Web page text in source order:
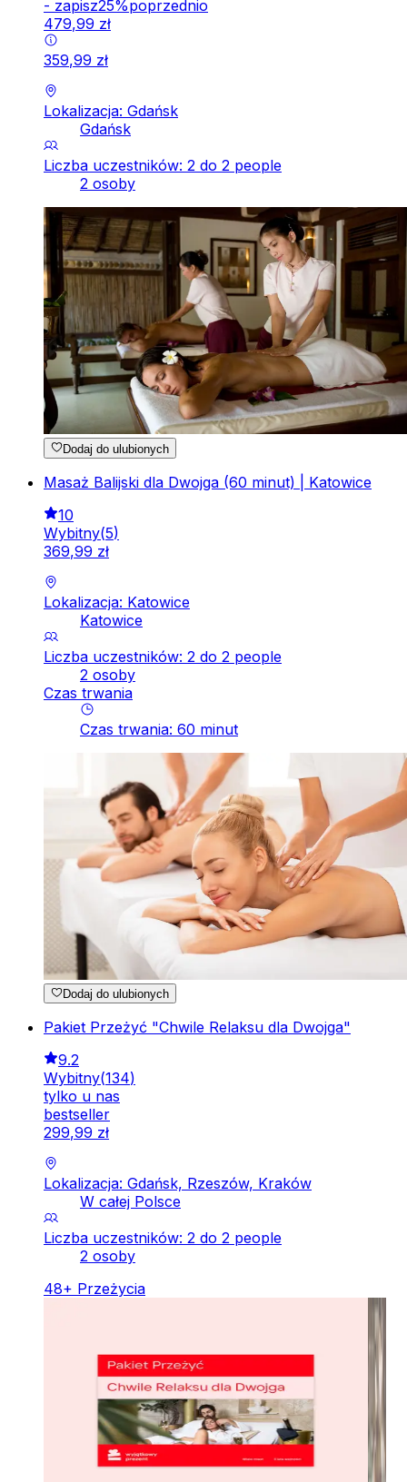
- zapisz25%poprzednio
479,99 zł
359,99 zł
Lokalizacja: Gdańsk
Gdańsk
Liczba uczestników: 2 do 2 people
2 osoby
Dodaj do ulubionych
Masaż Balijski dla Dwojga (60 minut) | Katowice
10
Wybitny(5)
369,99 zł
Lokalizacja: Katowice
Katowice
Liczba uczestników: 2 do 2 people
2 osoby
Czas trwania
Czas trwania: 60 minut
Dodaj do ulubionych
Pakiet Przeżyć "Chwile Relaksu dla Dwojga"
9.2
Wybitny(134)
tylko u nas
bestseller
299,99 zł
Lokalizacja: Gdańsk, Rzeszów, Kraków
W całej Polsce
Liczba uczestników: 2 do 2 people
2 osoby
48+ Przeżycia